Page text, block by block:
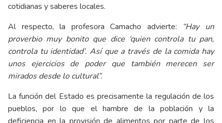
cotidianas y saberes locales.
Al respecto, la profesora Camacho advierte:
“Hay un
proverbio muy bonito que dice ‘quien controla tu pan,
controla tu identidad’. Así que a través de la comida hay
unos ejercicios de poder que también merecen ser
mirados desde lo cultural”.
La función del Estado es precisamente la regulación de los
pueblos, por lo que el hambre de la población y la